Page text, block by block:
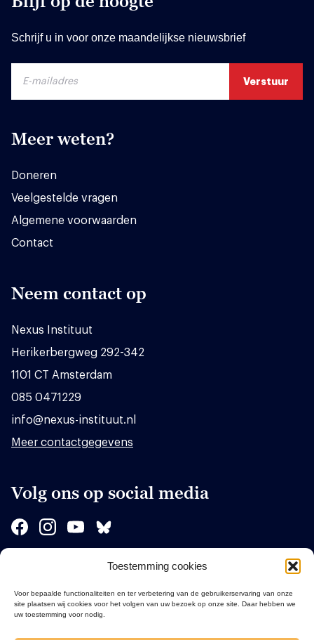
Toestemming cookies
Voor bepaalde functionaliteiten en ter verbetering van de gebruikerservaring van onze
site plaatsen wij cookies voor het volgen van uw bezoek op onze site. Daar hebben we
uw toestemming voor nodig.
Schrijf u in voor onze maandelijkse nieuwsbrief
Meer weten?
Doneren
Veelgestelde vragen
Algemene voorwaarden
Contact
Neem contact op
Nexus Instituut
Herikerbergweg 292-342
1101 CT Amsterdam
085 0471229
info@nexus-instituut.nl
Meer contactgegevens
Volg ons op social media